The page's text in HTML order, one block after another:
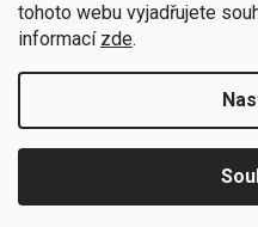
tohoto webu vyjadřujete
informací zde.
Vložením e-mailu souhlasíte